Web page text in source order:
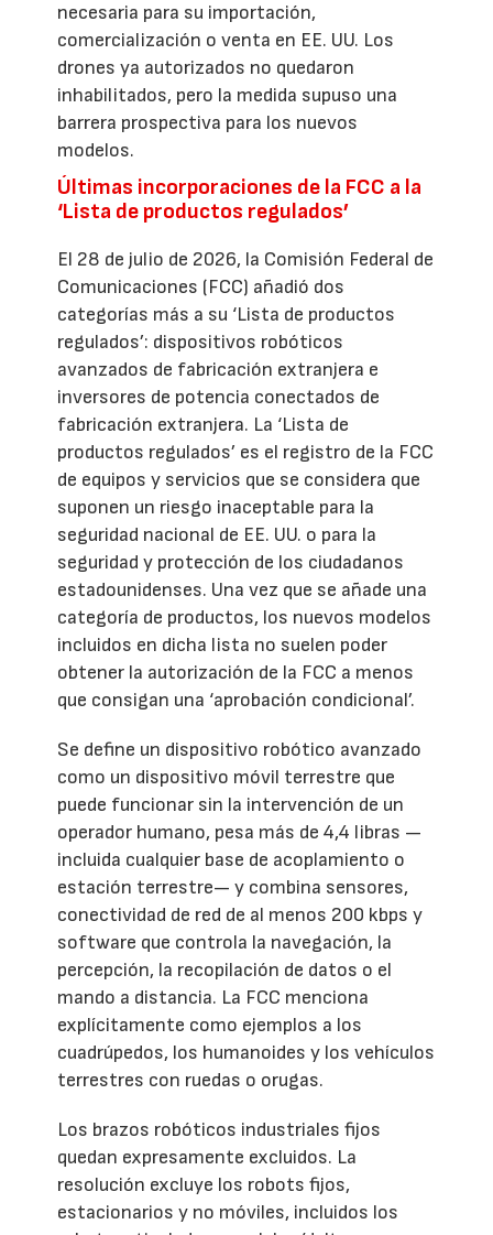
necesaria para su importación,
comercialización o venta en EE. UU. Los
drones ya autorizados no quedaron
inhabilitados, pero la medida supuso una
barrera prospectiva para los nuevos
modelos.
Últimas incorporaciones de la FCC a la
‘Lista de productos regulados’
El 28 de julio de 2026, la Comisión Federal de
Comunicaciones (FCC) añadió dos
categorías más a su ‘Lista de productos
regulados’: dispositivos robóticos
avanzados de fabricación extranjera e
inversores de potencia conectados de
fabricación extranjera. La ‘Lista de
productos regulados’ es el registro de la FCC
de equipos y servicios que se considera que
suponen un riesgo inaceptable para la
seguridad nacional de EE. UU. o para la
seguridad y protección de los ciudadanos
estadounidenses. Una vez que se añade una
categoría de productos, los nuevos modelos
incluidos en dicha lista no suelen poder
obtener la autorización de la FCC a menos
que consigan una ‘aprobación condicional’.
Se define un dispositivo robótico avanzado
como un dispositivo móvil terrestre que
puede funcionar sin la intervención de un
operador humano, pesa más de 4,4 libras —
incluida cualquier base de acoplamiento o
estación terrestre— y combina sensores,
conectividad de red de al menos 200 kbps y
software que controla la navegación, la
percepción, la recopilación de datos o el
mando a distancia. La FCC menciona
explícitamente como ejemplos a los
cuadrúpedos, los humanoides y los vehículos
terrestres con ruedas o orugas.
Los brazos robóticos industriales fijos
quedan expresamente excluidos. La
resolución excluye los robots fijos,
estacionarios y no móviles, incluidos los